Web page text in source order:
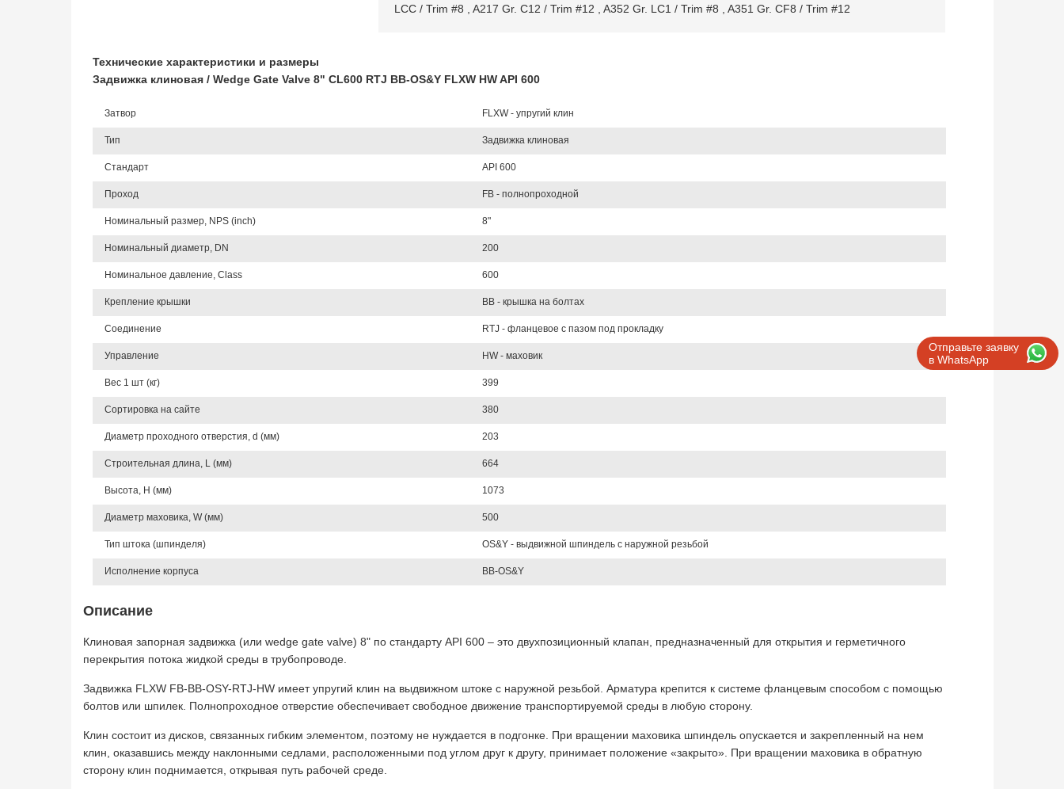
Отправьте заявку
в WhatsApp
LCC / Trim #8
A217 Gr. C12 / Trim #12 A352 Gr. LC1 / Trim #8 A351 Gr. CF8 / Trim #12
Технические характеристики и размеры
Задвижка клиновая / Wedge Gate Valve 8" CL600 RTJ BB-OS&Y FLXW HW API 600
Затвор FLXW - упругий клин
Тип Задвижка клиновая
Стандарт API 600
Проход FB - полнопроходной
Номинальный размер, NPS (inch) 8"
Номинальный диаметр, DN 200
Номинальное давление, Class 600
Крепление крышки BB - крышка на болтах
Соединение RTJ - фланцевое с пазом под прокладку
Управление HW - маховик
Вес 1 шт (кг) 399
Сортировка на сайте 380
Диаметр проходного отверстия, d (мм) 203
Строительная длина, L (мм) 664
Высота, Н (мм) 1073
Диаметр маховика, W (мм) 500
Тип штока (шпинделя) OS&Y - выдвижной шпиндель с наружной резьбой
Исполнение корпуса BB-OS&Y
Описание
Клиновая запорная задвижка (или wedge gate valve) 8" по стандарту API 600 – это двухпозиционный клапан, предназначенный для открытия и герметичного
перекрытия потока жидкой среды в трубопроводе.
Задвижка FLXW FB-BB-OSY-RTJ-HW имеет упругий клин на выдвижном штоке с наружной резьбой. Арматура крепится к системе фланцевым способом с помощью
болтов или шпилек. Полнопроходное отверстие обеспечивает свободное движение транспортируемой среды в любую сторону.
Клин состоит из дисков, связанных гибким элементом, поэтому не нуждается в подгонке. При вращении маховика шпиндель опускается и закрепленный на нем
клин, оказавшись между наклонными седлами, расположенными под углом друг к другу, принимает положение «закрыто». При вращении маховика в обратную
сторону клин поднимается, открывая путь рабочей среде.